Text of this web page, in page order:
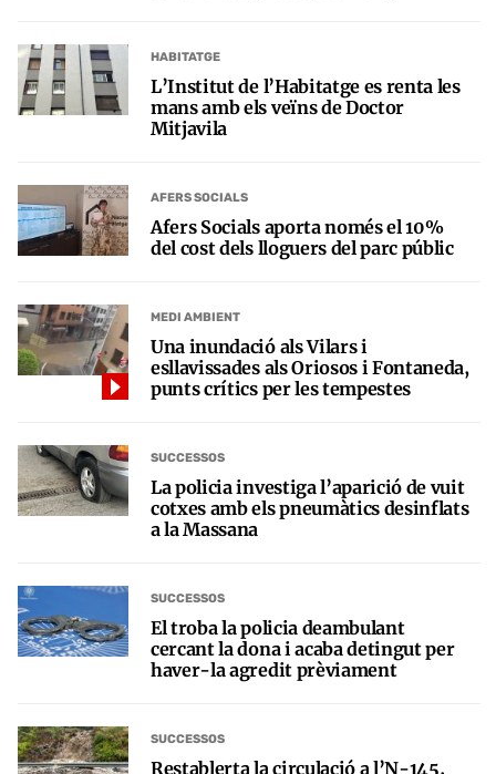
HABITATGE
L’Institut de l’Habitatge es renta les
mans amb els veïns de Doctor
Mitjavila
AFERS SOCIALS
Afers Socials aporta només el 10%
del cost dels lloguers del parc públic
MEDI AMBIENT
Una inundació als Vilars i
esllavissades als Oriosos i Fontaneda,
punts crítics per les tempestes
SUCCESSOS
La policia investiga l’aparició de vuit
cotxes amb els pneumàtics desinflats
a la Massana
SUCCESSOS
El troba la policia deambulant
cercant la dona i acaba detingut per
haver-la agredit prèviament
SUCCESSOS
Restablerta la circulació a l’N-145,